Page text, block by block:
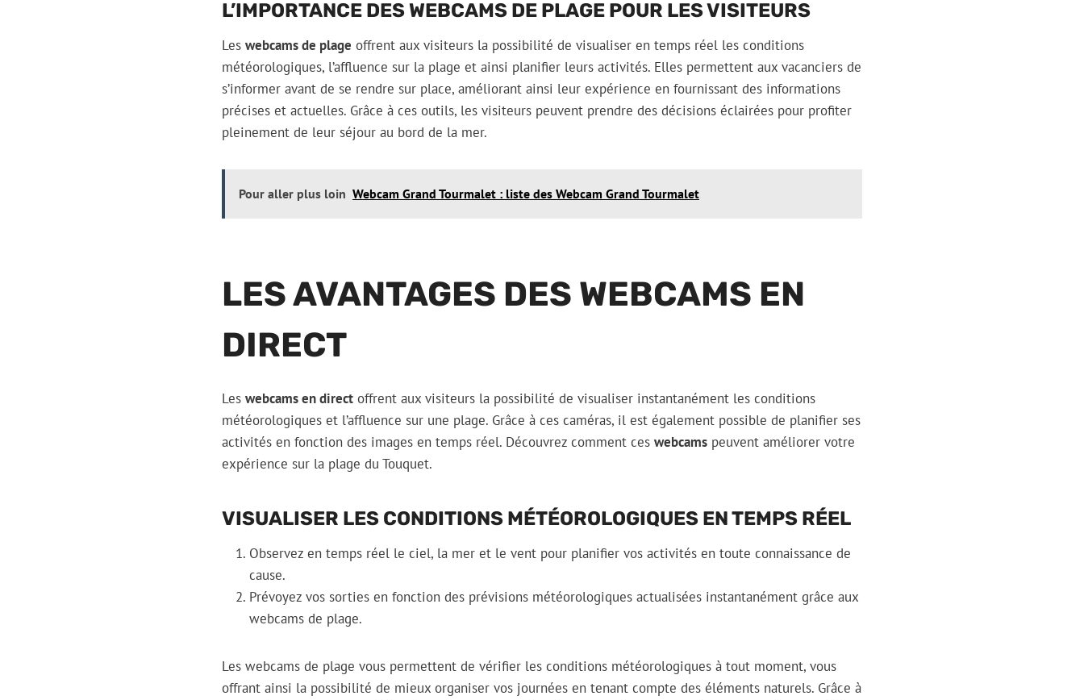
L’IMPORTANCE DES WEBCAMS DE PLAGE POUR LES VISITEURS
Les webcams de plage offrent aux visiteurs la possibilité de visualiser en temps réel les conditions
météorologiques, l’affluence sur la plage et ainsi planifier leurs activités. Elles permettent aux vacanciers de
s’informer avant de se rendre sur place, améliorant ainsi leur expérience en fournissant des informations
précises et actuelles. Grâce à ces outils, les visiteurs peuvent prendre des décisions éclairées pour profiter
pleinement de leur séjour au bord de la mer.
Pour aller plus loin Webcam Grand Tourmalet : liste des Webcam Grand Tourmalet
LES AVANTAGES DES WEBCAMS EN
DIRECT
Les webcams en direct offrent aux visiteurs la possibilité de visualiser instantanément les conditions
météorologiques et l’affluence sur une plage. Grâce à ces caméras, il est également possible de planifier ses
activités en fonction des images en temps réel. Découvrez comment ces webcams peuvent améliorer votre
expérience sur la plage du Touquet.
VISUALISER LES CONDITIONS MÉTÉOROLOGIQUES EN TEMPS RÉEL
Observez en temps réel le ciel, la mer et le vent pour planifier vos activités en toute connaissance de
cause.
Prévoyez vos sorties en fonction des prévisions météorologiques actualisées instantanément grâce aux
webcams de plage.
Les webcams de plage vous permettent de vérifier les conditions météorologiques à tout moment, vous
offrant ainsi la possibilité de mieux organiser vos journées en tenant compte des éléments naturels. Grâce à